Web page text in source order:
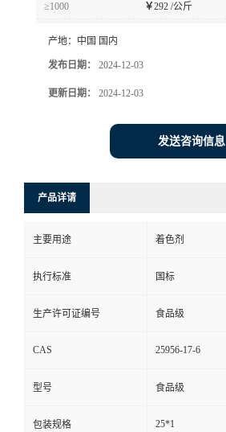
≥1000 ￥292 /公斤
产地： 中国 国内
发布日期： 2024-12-03
更新日期： 2024-12-03
发送咨询信息
产品详请
主要用途 着色剂
执行标准 国标
生产许可证编号 食品级
CAS 25956-17-6
型号 食品级
包装规格 25*1